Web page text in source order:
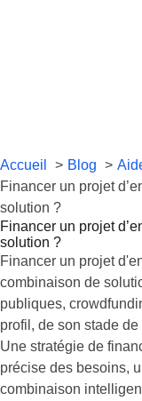
Accueil Blog
Financer un projet
solution ?
Financer un projet
solution ?
Financer un projet
combinaison de
publiques,
profil, de son stade
Une stratégie de
précise des besoins,
combinaison